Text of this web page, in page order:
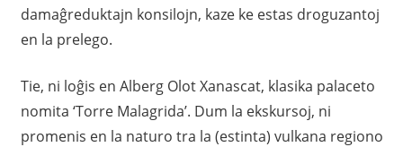
damaĝreduktajn konsilojn, kaze ke estas droguzantoj
en la prelego.
Tie, ni loĝis en Alberg Olot Xanascat, klasika palaceto
nomita ‘Torre Malagrida’. Dum la ekskursoj, ni
promenis en la naturo tra la (estinta) vulkana regiono